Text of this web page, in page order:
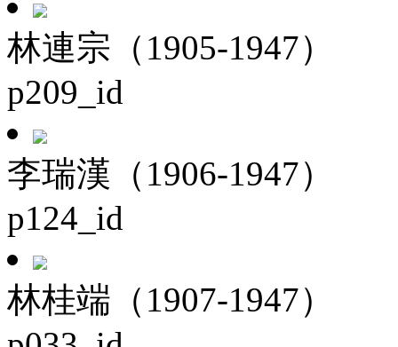
林連宗（1905-1947）
p209_id
李瑞漢（1906-1947）
p124_id
林桂端（1907-1947）